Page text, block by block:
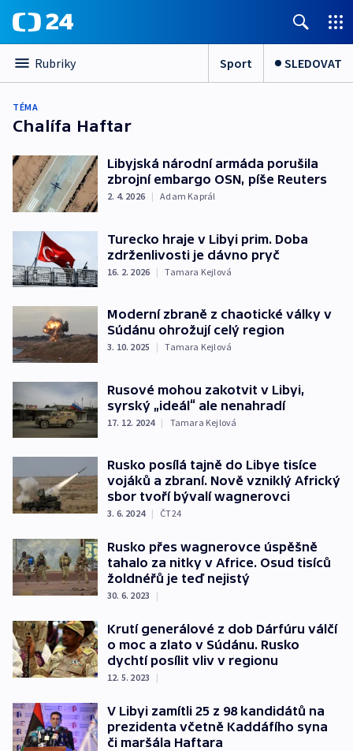
Rubriky Sport SLEDOVAT
TÉMA
Chalífa Haftar
Libyjská národní armáda porušila
zbrojní embargo OSN, píše Reuters
2. 4. 2026 | Adam Kaprál
Turecko hraje v Libyi prim. Doba
zdrženlivosti je dávno pryč
16. 2. 2026 | Tamara Kejlová
Moderní zbraně z chaotické války v
Súdánu ohrožují celý region
3. 10. 2025 | Tamara Kejlová
Rusové mohou zakotvit v Libyi,
syrský „ideál“ ale nenahradí
17. 12. 2024 | Tamara Kejlová
Rusko posílá tajně do Libye tisíce
vojáků a zbraní. Nově vzniklý Africký
sbor tvoří bývalí wagnerovci
3. 6. 2024 | ČT24
Rusko přes wagnerovce úspěšně
tahalo za nitky v Africe. Osud tisíců
žoldnéřů je teď nejistý
30. 6. 2023 |
Krutí generálové z dob Dárfúru válčí
o moc a zlato v Súdánu. Rusko
dychtí posílit vliv v regionu
12. 5. 2023 |
V Libyi zamítli 25 z 98 kandidátů na
prezidenta včetně Kaddáfího syna
či maršála Haftara